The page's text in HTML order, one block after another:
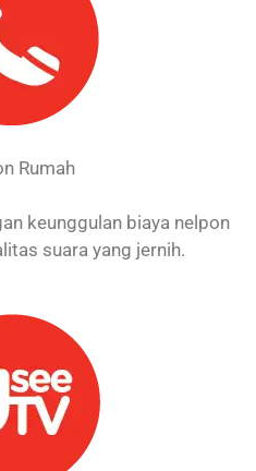
Rumah
keunggulan biaya nelpon
suara yang jernih.